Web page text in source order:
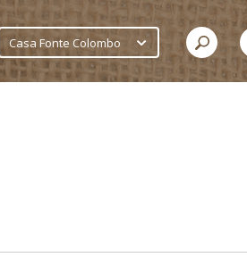
Casa Fonte Colombo